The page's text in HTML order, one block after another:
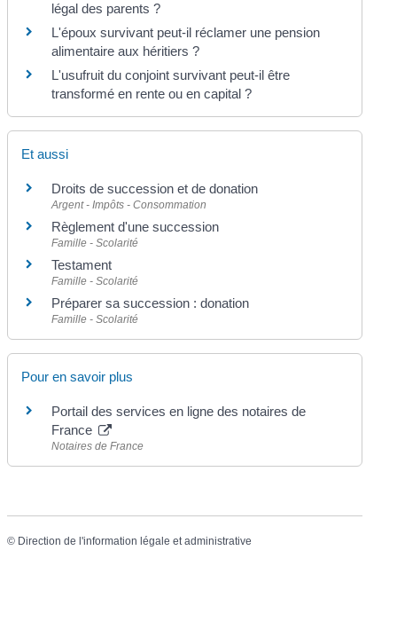
légal des parents ?
L'époux survivant peut-il réclamer une pension
alimentaire aux héritiers ?
L'usufruit du conjoint survivant peut-il être
transformé en rente ou en capital ?
Et aussi
Droits de succession et de donation
Argent - Impôts - Consommation
Règlement d'une succession
Famille - Scolarité
Testament
Famille - Scolarité
Préparer sa succession : donation
Famille - Scolarité
Pour en savoir plus
Portail des services en ligne des notaires de
France
Notaires de France
© Direction de l'information légale et administrative